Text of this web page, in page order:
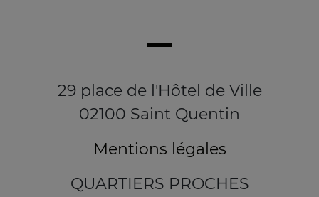
29 place de l'Hôtel de Ville
02100 Saint Quentin
Mentions légales
QUARTIERS PROCHES